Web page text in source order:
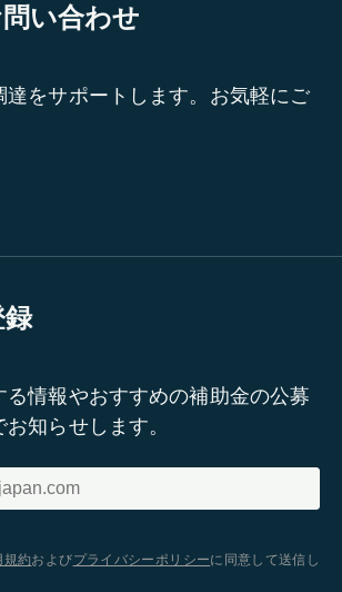
い合わせ
達をサポートします。お気軽にご
る情報やおすすめの補助金の公募
知らせします。
規約およびプライバシーポリシーに同意して送信し